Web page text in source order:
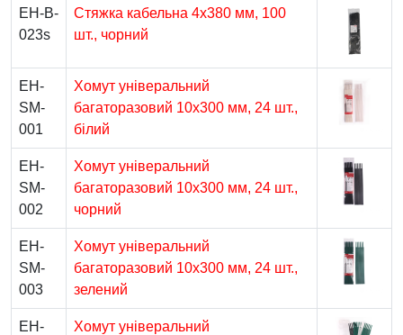
EH-B-
023s
Стяжка кабельна 4х380 мм, 100
шт., чорний
EH-
SM-
001
Хомут універальний
багаторазовий 10х300 мм, 24 шт.,
білий
EH-
SM-
002
Хомут універальний
багаторазовий 10х300 мм, 24 шт.,
чорний
EH-
SM-
003
Хомут універальний
багаторазовий 10х300 мм, 24 шт.,
зелений
EH-
Хомут універальний